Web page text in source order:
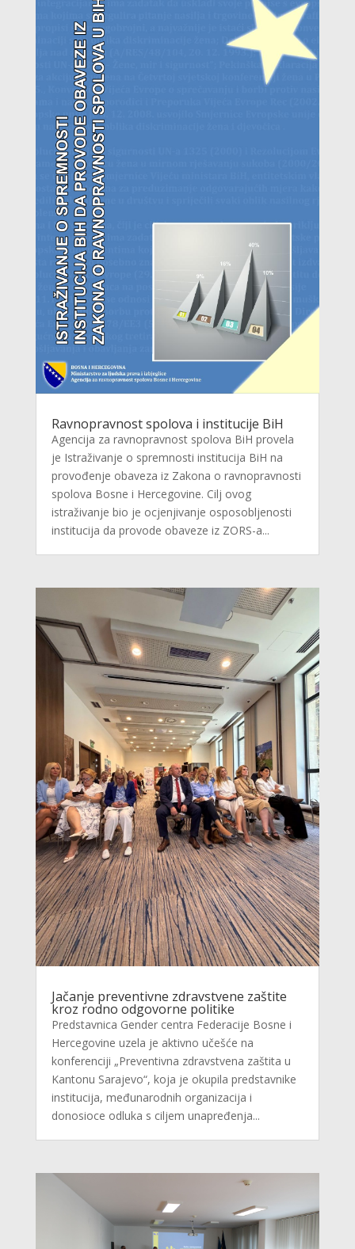
Ravnopravnost spolova i institucije BiH
Agencija za ravnopravnost spolova BiH provela
je Istraživanje o spremnosti institucija BiH na
provođenje obaveza iz Zakona o ravnopravnosti
spolova Bosne i Hercegovine. Cilj ovog
istraživanje bio je ocjenjivanje osposobljenosti
institucija da provode obaveze iz ZORS-a...
Jačanje preventivne zdravstvene zaštite
kroz rodno odgovorne politike
Predstavnica Gender centra Federacije Bosne i
Hercegovine uzela je aktivno učešće na
konferenciji „Preventivna zdravstvena zaštita u
Kantonu Sarajevo“, koja je okupila predstavnike
institucija, međunarodnih organizacija i
donosioce odluka s ciljem unapređenja...